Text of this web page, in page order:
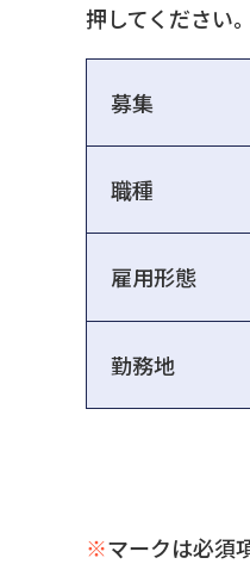
押してください。
募集
職種
雇用形態
勤務地
※マークは必須